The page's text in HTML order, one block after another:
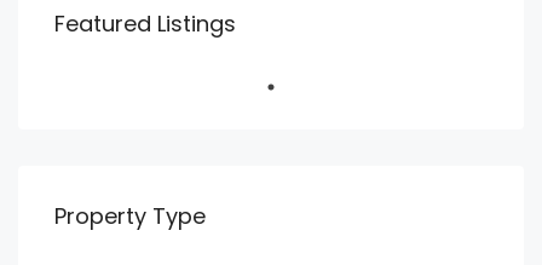
Featured Listings
Property Type